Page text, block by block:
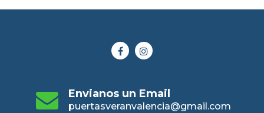
Envianos un Email
puertasveranvalencia@gmail.com